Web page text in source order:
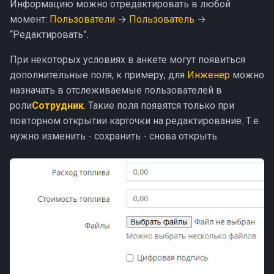
и
я
о
и
с
к
а
Клиент
Предсказуемость
Коррекция ролей
Контроль рабочего
времени
Доработки октября
Доработки сентября
Обновление безопасности
Видимость работ и ЭЦП
Заявки и планирование
Информацию можно отредактировать в любой
момент: Пользователи → Пользователь →
“Редактировать”.
При некоторых условиях в анкете могут появиться
дополнительные поля, к примеру, для Инженер можно
назначать в отслеживаемые пользователей в
ролиСотрудник. Такие поля появятся только при
повторном открытии карточки на редактирование. Т.е.
нужно изменить - сохранить - снова открыть.